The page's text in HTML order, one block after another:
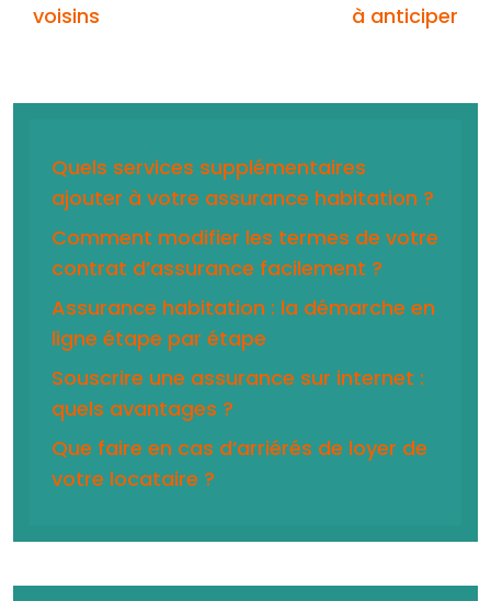
voisins
à anticiper
Quels services supplémentaires
ajouter à votre assurance habitation ?
Comment modifier les termes de votre
contrat d’assurance facilement ?
Assurance habitation : la démarche en
ligne étape par étape
Souscrire une assurance sur internet :
quels avantages ?
Que faire en cas d’arriérés de loyer de
votre locataire ?